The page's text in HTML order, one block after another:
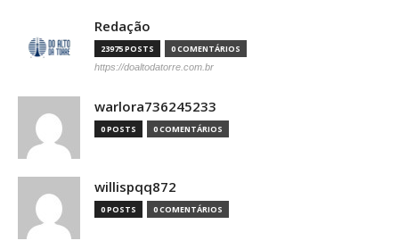
Redação
23975 POSTS 0 COMENTÁRIOS
https://doaltodatorre.com.br
warlora736245233
0 POSTS 0 COMENTÁRIOS
willispqq872
0 POSTS 0 COMENTÁRIOS